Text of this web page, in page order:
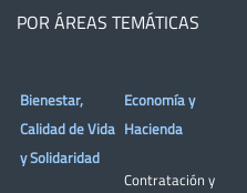
POR ÁREAS TEMÁTICAS
Bienestar,
Calidad de Vida
y Solidaridad
Economía y
Hacienda
Contratación y